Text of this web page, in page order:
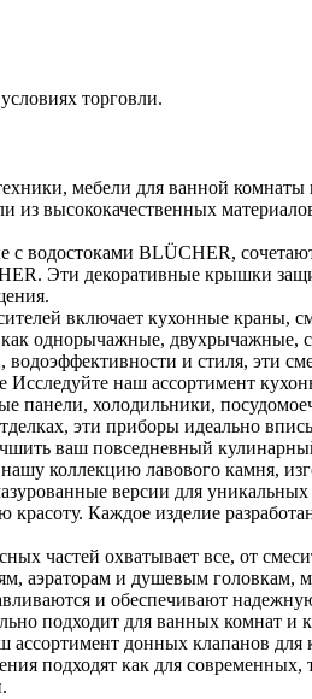
торговли.
мебели для ванной
высококачественных
водостоками BLÜCHER,
Эти декоративные крышки
включает кухонные краны,
однорычажные, двухрычажные,
и стиля, эти
наш ассортимент
панели, холодильники,
эти приборы идеально
ваш повседневный
коллекцию лавового камня,
версии для
Каждое изделие
частей охватывает все, от
аэраторам и душевым
и обеспечивают
подходит для ванных комнат и
донных клапанов
подходят как для